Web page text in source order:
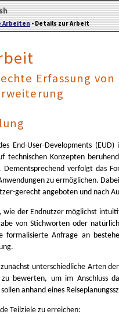
Arbeiten- Details zur Arbeit
Erfassung
End-User-Developments
technischen Konzepten
Dementsprechend verfolgt das
zu ermöglichen.
gerecht angeboten und nach
wie der Endnutzer möglichst
von Stichworten oder
formalisierte Anfrage an
unterschiedliche Arten
zu bewerten, um im Anschluss
anhand eines
Teilziele zu erreichen: